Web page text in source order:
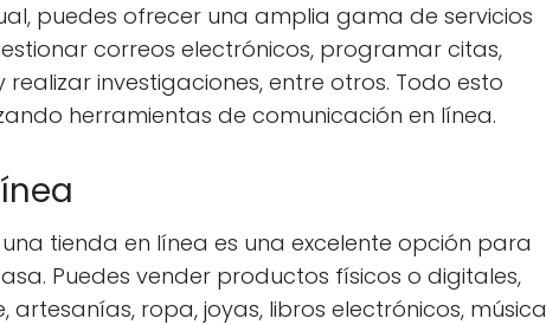
puedes ofrecer una amplia gama de servicios
correos electrónicos, programar citas,
investigaciones, entre otros. Todo esto
herramientas de comunicación en línea.
tienda en línea es una excelente opción para
Puedes vender productos físicos o digitales,
ropa, joyas, libros electrónicos, música